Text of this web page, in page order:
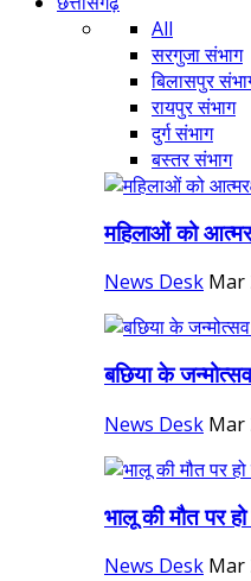
All
सरगुजा संभाग
बिलासपुर
रायपुर संभाग
दुर्ग संभाग
बस्तर संभाग
महिलाओं को
News Desk Mar
बछिया के
News Desk Mar
भालू की मौत पर
News Desk Mar